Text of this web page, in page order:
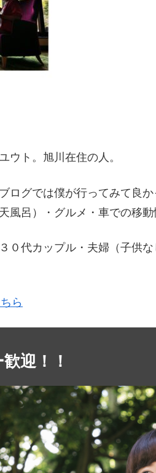
ウト。旭川在住の人。
ログでは僕が行ってみて良
風呂）・グルメ・車での移動
０代カップル・夫婦（子供
ら
迎！！